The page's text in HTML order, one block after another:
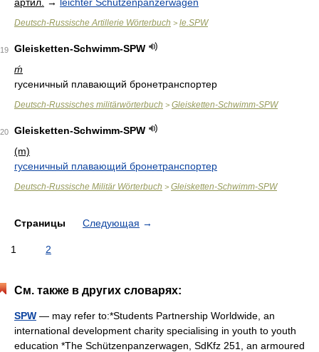
Deutsch-Russische Artillerie Wörterbuch > le.SPW
19
Gleisketten-Schwimm-SPW
ḿ
гусеничный плавающий бронетранспортер
Deutsch-Russisches militärwörterbuch > Gleisketten-Schwimm-SPW
20
Gleisketten-Schwimm-SPW
(m)
гусеничный плавающий бронетранспортер
Deutsch-Russische Militär Wörterbuch > Gleisketten-Schwimm-SPW
Страницы Следующая →
1 2
См. также в других словарях:
SPW — may refer to:*Students Partnership Worldwide, an
international development charity specialising in youth to youth
education *The Schützenpanzerwagen, SdKfz 251, an armoured